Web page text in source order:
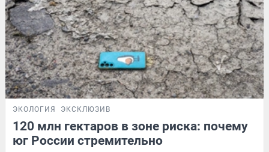
ЭКОЛОГИЯ ЭКСКЛЮЗИВ
120 млн гектаров в зоне риска: почему
юг России стремительно